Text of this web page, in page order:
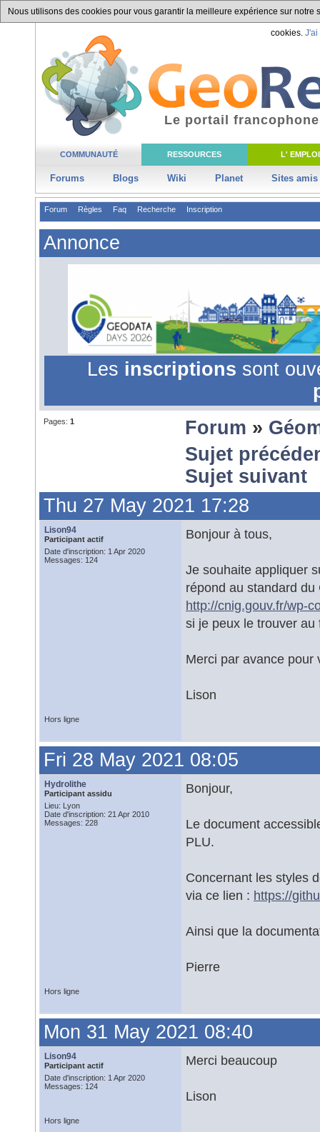
Nous utilisons des cookies pour vous garantir la meilleure expérience sur
cookies. J'ai
COMMUNAUTÉ RESSOURCES L' EMPLOI
Forums Blogs Wiki Planet Sites amis
Le portail
Forum Règles Faq Recherche Inscription
Annonce
Les inscriptions sont
Pages: 1 Forum »
Sujet
Sujet suivant
Thu 27 May 2021 17:28
Lison94
Participant actif
Date d'inscription: 1 Apr 2020
Messages: 124
Bonjour à tous,
Je souhaite appliquer
répond au standard
http://cnig.gouv.fr/wp-
si je peux le trouver au
Merci par avance
Lison
Hors ligne
Fri 28 May 2021 08:05
Hydrolithe
Participant assidu
Lieu: Lyon
Date d'inscription: 21 Apr 2010
Messages: 228
Bonjour,
Le document
PLU.
Concernant les styles
via ce lien : https://
Ainsi que la
Pierre
Hors ligne
Mon 31 May 2021 08:40
Lison94
Participant actif
Date d'inscription: 1 Apr 2020
Messages: 124
Merci beaucoup
Lison
Hors ligne